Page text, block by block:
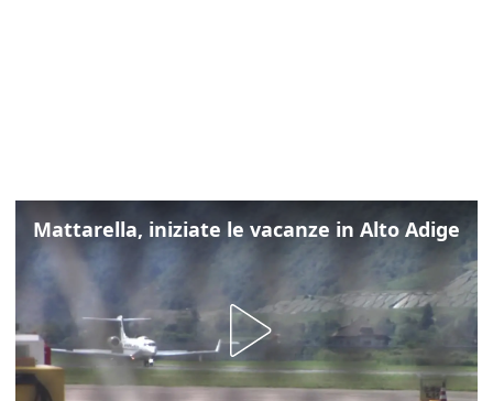
Mattarella, iniziate le vacanze in Alto Adige